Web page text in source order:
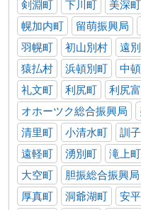
剣淵町
下川町 美深町
幌加内町
留萌振興局
羽幌町
初山別村 遠
猿払村
浜頓別町 中
礼文町
利尻町 利尻
オホーツク総合振興局
清里町
小清水町 訓
遠軽町
湧別町 滝上町
大空町
胆振総合振興局
厚真町
洞爺湖町 安